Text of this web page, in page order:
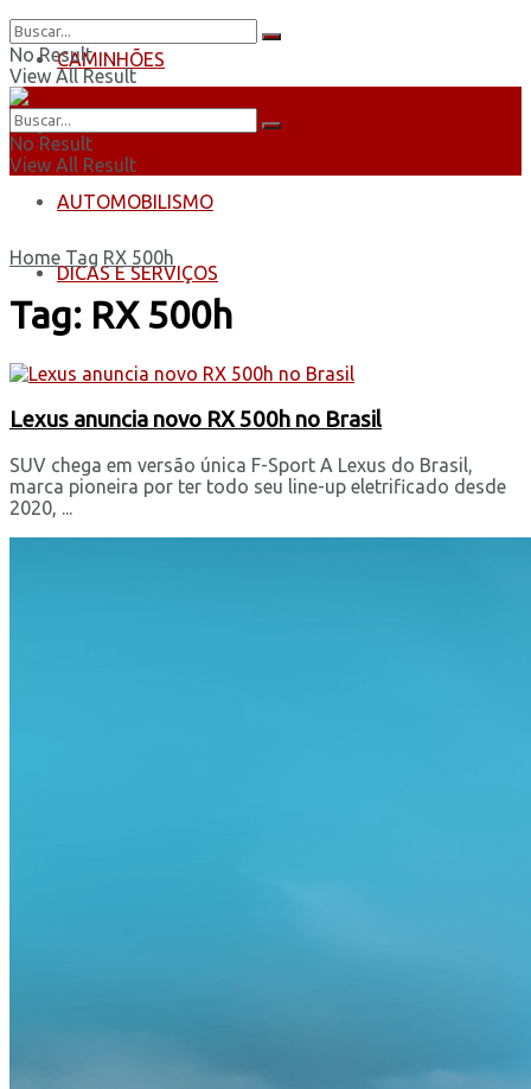
CAMINHÕES
ÔNIBUS
AUTOMOBILISMO
DICAS E SERVIÇOS
No Result
View All Result
No Result
View All Result
Home Tag RX 500h
Tag: RX 500h
Lexus anuncia novo RX 500h no Brasil
SUV chega em versão única F-Sport A Lexus do Brasil,
marca pioneira por ter todo seu line-up eletrificado desde
2020, ...